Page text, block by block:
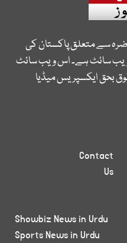
سے متعلق پاکستان کی
سائٹ ہے۔ اس ویب سائٹ
بحق ایکسپریس میڈیا
Contact
Us
Showbiz News in Urdu
Sports News in Urdu